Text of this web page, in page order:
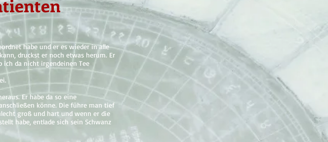
habe und er es wieder in alle
druckst er noch etwas herum. Er
ich da nicht irgendeinen Tee
Er habe da so eine
könne. Die führe man tief
groß und hart und wenn er die
habe, entlade sich sein Schwanz